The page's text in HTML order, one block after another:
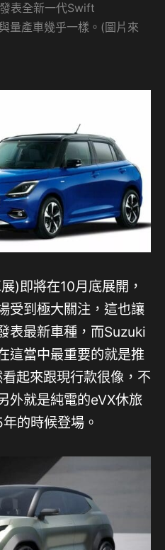
表全新一代Swift
量產車幾乎一樣。(圖片來
)即將在10月底展開，
受到極大關注，這也讓
表最新車種，而Suzuki
這當中最重要的就是推
起來跟現行款很像，不
外就是純電的eVX休旅
的時候登場。